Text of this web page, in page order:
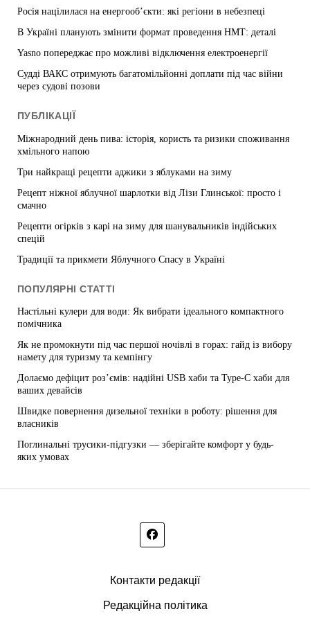
Росія націлилася на енергооб’єкти: які регіони в небезпеці
В Україні планують змінити формат проведення НМТ: деталі
Yasno попереджає про можливі відключення електроенергії
Судді ВАКС отримують багатомільйонні доплати під час війни
через судові позови
ПУБЛІКАЦІЇ
Міжнародний день пива: історія, користь та ризики споживання
хмільного напою
Три найкращі рецепти аджики з яблуками на зиму
Рецепт ніжної яблучної шарлотки від Лізи Глинської: просто і
смачно
Рецепти огірків з карі на зиму для шанувальників індійських
спецій
Традиції та прикмети Яблучного Спасу в Україні
ПОПУЛЯРНІ СТАТТІ
Настільні кулери для води: Як вибрати ідеального компактного
помічника
Як не промокнути під час першої ночівлі в горах: гайд із вибору
намету для туризму та кемпінгу
Долаємо дефіцит роз’ємів: надійні USB хаби та Type-C хаби для
ваших девайсів
Швидке повернення дизельної техніки в роботу: рішення для
власників
Поглинальні трусики-підгузки — зберігайте комфорт у будь-
яких умовах
Контакти редакції
Редакційна політика